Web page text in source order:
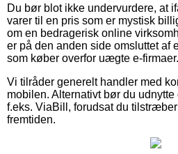
Du bør blot ikke undervurdere, at
varer til en pris som er mystisk
om en bedragerisk online
er på den anden side omsluttet af
som køber overfor uægte e-firmaer.
Vi tilråder generelt handler med
mobilen. Alternativt bør du
f.eks. ViaBill, forudsat du
fremtiden.